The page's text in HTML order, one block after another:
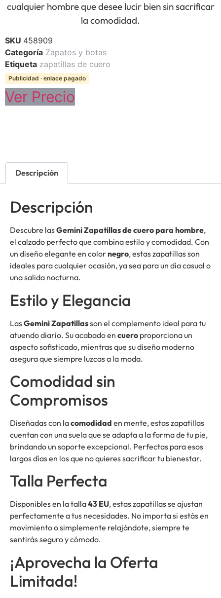
cualquier hombre que desee lucir bien sin sacrificar
la comodidad.
SKU 458909
Categoría Zapatos y botas
Etiqueta zapatillas de cuero
Publicidad · enlace pagado
Ver Precio
Descripción
Descripción
Descubre lasGemini Zapatillas de cuero para hombre,
el calzado perfecto que combina estilo y comodidad. Con
un diseño elegante en colornegro, estas zapatillas son
ideales para cualquier ocasión, ya sea para un día casual o
una salida nocturna.
Estilo y Elegancia
LasGemini Zapatillasson el complemento ideal para tu
atuendo diario. Su acabado en cuero proporciona un
aspecto sofisticado, mientras que su diseño moderno
asegura que siempre luzcas a la moda.
Comodidad sin
Compromisos
Diseñadas con lacomodidad en mente, estas zapatillas
cuentan con una suela que se adapta a la forma de tu pie,
brindando un soporte excepcional. Perfectas para esos
largos días en los que no quieres sacrificar tu bienestar.
Talla Perfecta
Disponibles en la talla43 EU, estas zapatillas se ajustan
perfectamente a tus necesidades. No importa si estás en
movimiento o simplemente relajándote, siempre te
sentirás seguro y cómodo.
¡Aprovecha la Oferta
Limitada!